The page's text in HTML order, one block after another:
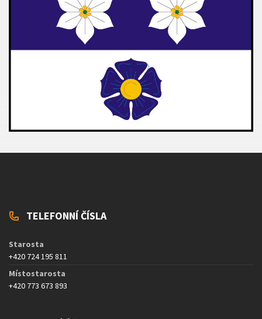
TELEFONNÍ ČÍSLA
Starosta
+420 724 195 811
Místostarosta
+420 773 673 893